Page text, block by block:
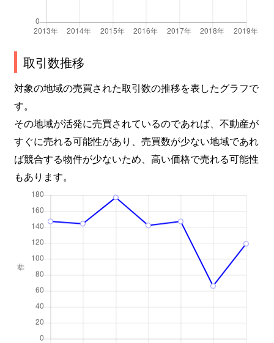
竜が台
1,800万円 名谷
徒歩8
竜が台
竜が台
850万円 名谷
徒歩
竜が台
850万円 名谷
徒歩6
若木町
2,800万円 東須磨 徒歩4
取引数推移
対象の地域の売買された取引数の推移を表したグラフで
す。
その地域が活発に売買されているのであれば、不動産が
すぐに売れる可能性があり、売買数が少ない地域であれ
ば競合する物件が少ないため、高い価格で売れる可能性
もあります。